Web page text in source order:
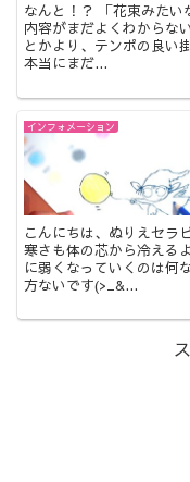
なんと！？ 「花束みたい
内容がまだよくわからな
とかより、テンポの良い
本当にまだ...
インフォメーション
こんにちは、ぬりえセラ
寒さも体の芯から冷える
に弱くなっていくのは何
方ないです(>_&...